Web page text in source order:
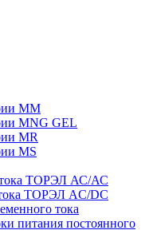
MM
MNG GEL
MR
MS
тока ТОРЭЛ АС/АС
ТОРЭЛ AC/DC
тока
питания постоянного